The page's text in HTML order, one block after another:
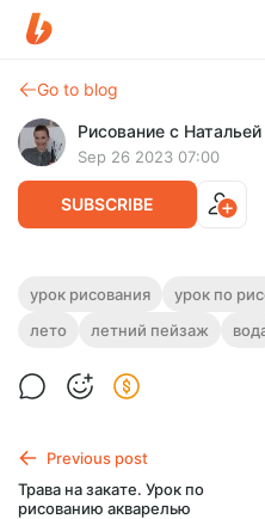
Go to blog
Рисование с
Sep 26 2023 07:00
SUBSCRIBE
Витославлицы. У
Пошаговый урок
деревом на берегу.
Level
урок рисования урок по
лето
летний пейзаж
Previous post
Трава на закате. Урок по
рисованию акварелью